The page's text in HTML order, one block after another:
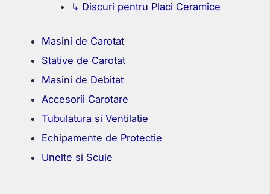
↳ Discuri pentru Placi Ceramice
Masini de Carotat
Stative de Carotat
Masini de Debitat
Accesorii Carotare
Tubulatura si Ventilatie
Echipamente de Protectie
Unelte si Scule